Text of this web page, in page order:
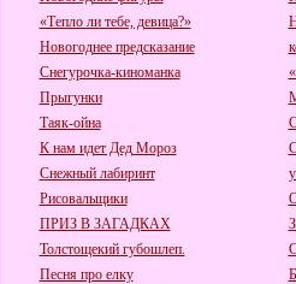
«Тепло ли тебе, девица?»
Новогоднее предсказание
Снегурочка-киноманка
Прыгунки
Таяк-ойна
К нам идет Дед Мороз
Снежный лабиринт
Рисовальщики
ПРИЗ В ЗАГАДКАХ
Толстощекий губошлеп.
Песня про елку